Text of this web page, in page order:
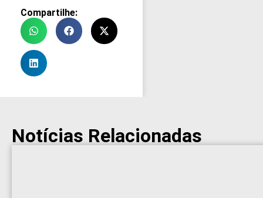
Compartilhe:
Notícias Relacionadas